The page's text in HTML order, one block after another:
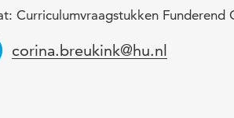
Curriculumvraagstukken Funderend
Email
corina.breukink@hu.nl